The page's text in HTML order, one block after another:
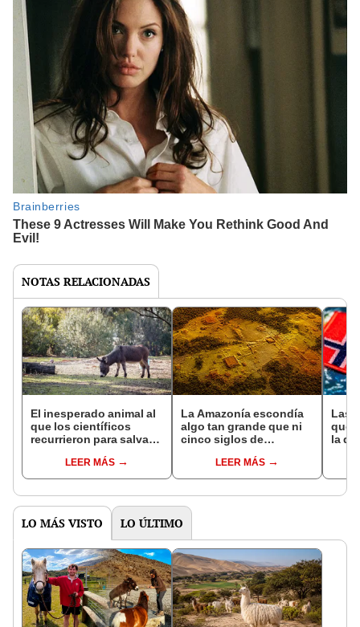
NOTAS RELACIONADAS
El inesperado animal al
que los científicos
recurrieron para salvar
reintroducción de un
asno salvaje está
en un paisaje con más
vida
LEER MÁS
La Amazonía escondía
algo tan grande que ni
cinco siglos de
encontrarlo: el hallazgo
podría cambiar todo lo
pasado
LEER MÁS
Las
que
la de
LO MÁS VISTO LO ÚLTIMO